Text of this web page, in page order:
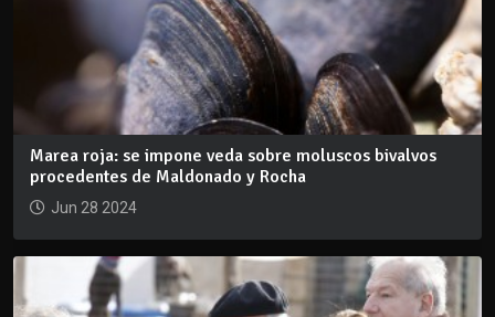
Marea roja: se impone veda sobre moluscos bivalvos
procedentes de Maldonado y Rocha
Jun 28 2024